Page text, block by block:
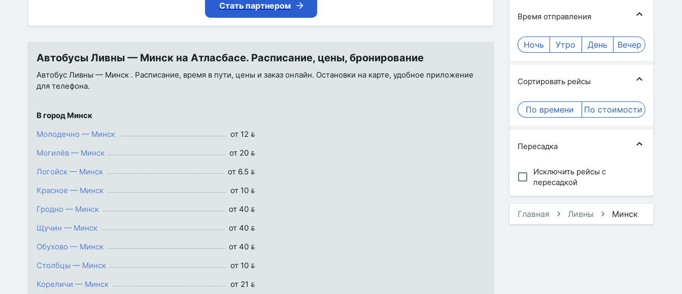
Стать партнером
Автобусы Ливны — Минск на Атласбасе. Расписание, цены, бронирование
Автобус Ливны — Минск . Расписание, время в пути, цены и заказ онлайн. Остановки на карте, удобное приложение
для телефона.
В город Минск
Молодечно — Минск
от 12 
Могилёв — Минск
от 20 
Логойск — Минск
от 6.5 
Красное — Минск
от 10 
Гродно — Минск
от 40 
Щучин — Минск
от 40 
Обухово — Минск
от 40 
Столбцы — Минск
от 10 
Кореличи — Минск
от 21 
Время отправления
Ночь Утро День Вечер
Сортировать рейсы
По времени По стоимости
Пересадка
Исключить рейсы с
пересадкой
Главная Ливны Минск